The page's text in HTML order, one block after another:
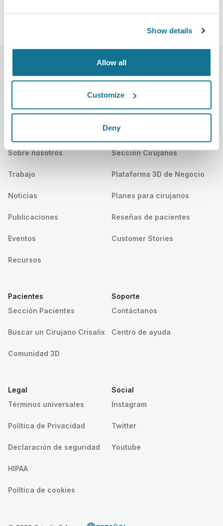
Show details
Allow all
Customize
Deny
Sobre nosotros
Trabajo
Noticias
Publicaciones
Eventos
Recursos
Sección Cirujanos
Plataforma 3D de Negocio
Planes para cirujanos
Reseñas de pacientes
Customer Stories
Pacientes
Sección Pacientes
Buscar un Cirujano Crisalix
Comunidad 3D
Soporte
Contáctanos
Centro de ayuda
Legal
Términos universales
Política de Privacidad
Declaración de seguridad
HIPAA
Política de cookies
Social
Instagram
Twitter
Youtube